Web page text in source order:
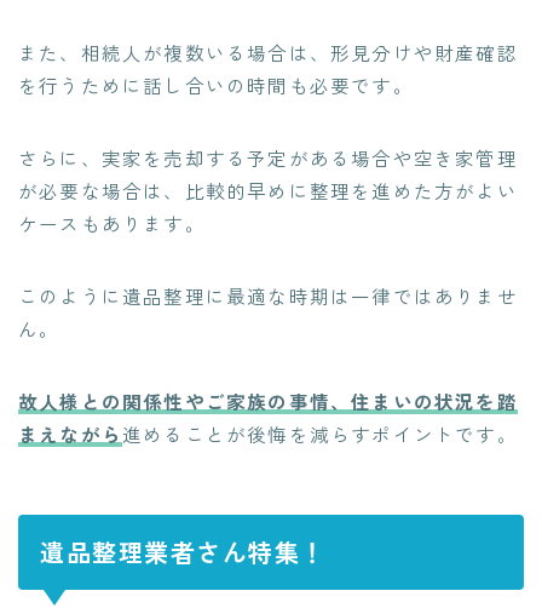
また、相続人が複数いる場合は、形見分けや財産確認
を行うために話し合いの時間も必要です。
さらに、実家を売却する予定がある場合や空き家管理
が必要な場合は、比較的早めに整理を進めた方がよい
ケースもあります。
このように遺品整理に最適な時期は一律ではありませ
ん。
故人様との関係性やご家族の事情、住まいの状況を踏
まえながら 進めることが後悔を減らすポイントです。
遺品整理業者さん特集！